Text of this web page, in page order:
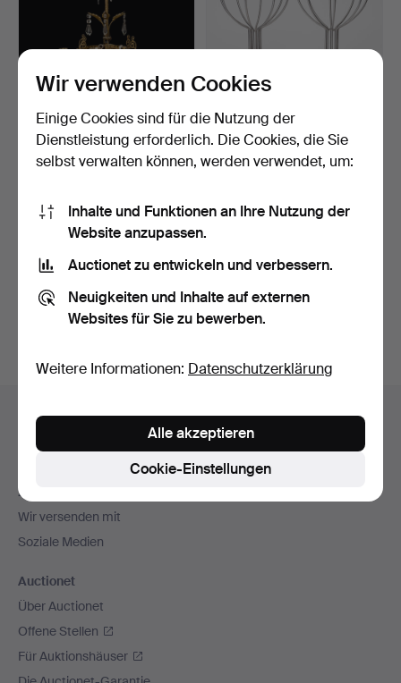
KRONLEUCHTER,
oskarianisch, Ende des 19.
J…
4 Tage
KNUT & MARIANNE
HAGBERG. Kandelaber, ein
P…
1 Tag
Suche speichern
Archiv
suchen.
Navigation
Hilfe und Kontakt
Kontakt mit dem Support aufnehmen
Zahlungsweisen
Wir versenden mit
Soziale Medien
Auctionet
Über Auctionet
Offene Stellen
Für Auktionshäuser
Wir verwenden Cookies
Einige Cookies sind für die Nutzung der
Dienstleistung erforderlich. Die Cookies, die Sie
selbst verwalten können, werden verwendet, um:
Inhalte und Funktionen an Ihre Nutzung der
Website anzupassen.
Auctionet zu entwickeln und verbessern.
Neuigkeiten und Inhalte auf externen
Websites für Sie zu bewerben.
Weitere Informationen: Datenschutzerklärung
Cookie-Einstellungen
Alle akzeptieren